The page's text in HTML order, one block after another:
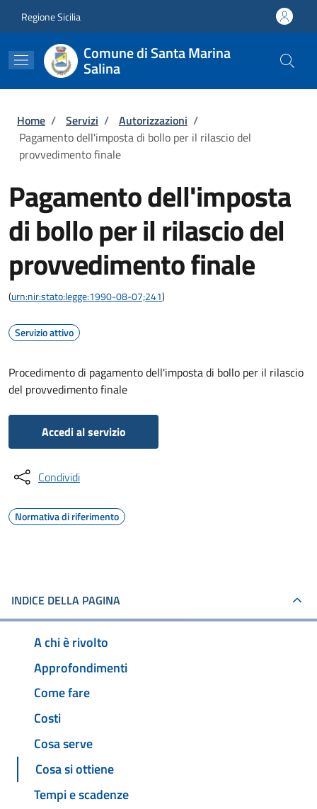
Regione Sicilia
Comune di Santa Marina
Salina
Briciole di pane
Home / Servizi / Autorizzazioni /
Pagamento dell'imposta di bollo per il rilascio del
provvedimento finale
Pagamento dell'imposta
di bollo per il rilascio del
provvedimento finale
(urn:nir:stato:legge:1990-08-07;241)
Servizio attivo
Procedimento di pagamento dell'imposta di bollo per il rilascio
del provvedimento finale
Accedi al servizio
Condividi
Normativa di riferimento
INDICE DELLA PAGINA
A chi è rivolto
Approfondimenti
Come fare
Costi
Cosa serve
Cosa si ottiene
Tempi e scadenze